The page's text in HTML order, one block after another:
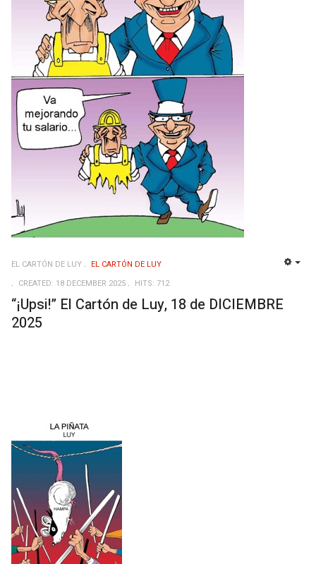
EL CARTÓN DE LUY
EL CARTÓN DE LUY
CREATED: 18 DECEMBER 2025
HITS: 712
“¡Upsi!” El Cartón de Luy, 18 de DICIEMBRE
2025